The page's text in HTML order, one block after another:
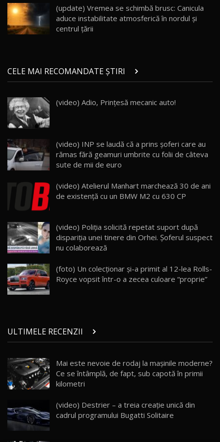
AutoBlog.MD
23:36
20
Noul ZEEKR 7X / Test Drive AutoBlog.MD
29:08
21
AutoBlog.MD
16:59
22
Noua Mazda 6e / Test Drive AutoBlog.MD
23
Lynk & Co 01 / Test Drive AutoBlog.MD
25:19
Van Electric Testat în Moldova / AutoBlog.MD
26:38
25
mai Exclusiv și Puternic Defender Testat în
Moldova
32:21
26
AutoBlog.MD
10:57
28
Noul Geely Monjaro 2025! Mai ieftin și mai
dotat / Test Drive AutoBlog.MD
ZEEKR 9X - PRIMUL TEST DRIVE ÎN ROMÂNĂ!
CUM SE CONDUCE?
33:40
30
Primele impresii despre BYD Seal U DM-i,
Sealion 7 și Seal 5 DM-i / Test Drive
(update) Vremea se schimbă brusc: Canicula
aduce instabilitate atmosferică în nordul și
centrul țării
CELE MAI RECOMANDATE ȘTIRI
(video) Adio, Prinţesă mecanic auto!
(video) INP se laudă că a prins şoferi care au
rămas fără geamuri umbrite cu folii de câteva
sute de mii de euro
(video) Atelierul Manhart marchează 30 de ani
de existenţă cu un BMW M2 cu 630 CP
(video) Poliția solicită repetat suport după
dispariția unei tinere din Orhei. Șoferul suspect
nu colaborează
(foto) Un colecţionar şi-a primit al 12-lea Rolls-
Royce vopsit într-o a zecea culoare “proprie”
ULTIMELE RECENZII
Mai este nevoie de rodaj la mașinile moderne?
Ce se întâmplă, de fapt, sub capotă în primii
kilometri
(video) Destrier – a treia creație unică din
cadrul programului Bugatti Solitaire